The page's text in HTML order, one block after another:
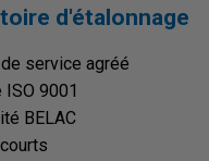
d'étalonnage
service agréé
9001
d'étalonnage
service agréé
9001
BELAC